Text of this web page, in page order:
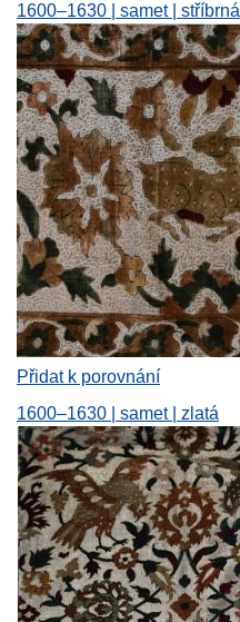
1600–1630 | samet | stříbrná
Přidat k porovnání
1600–1630 | samet | zlatá